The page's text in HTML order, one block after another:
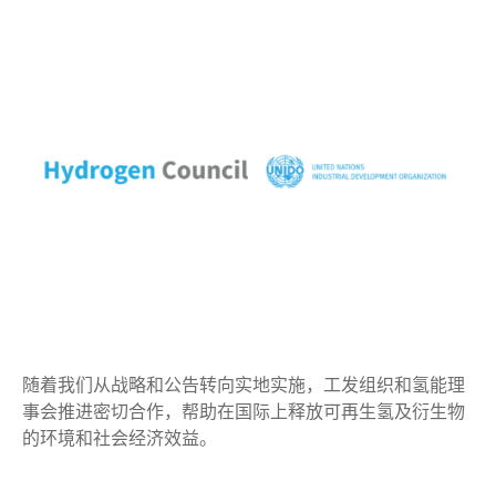
随着我们从战略和公告转向实地实施，工发组织和氢能理
事会推进密切合作，帮助在国际上释放可再生氢及衍生物
的环境和社会经济效益。